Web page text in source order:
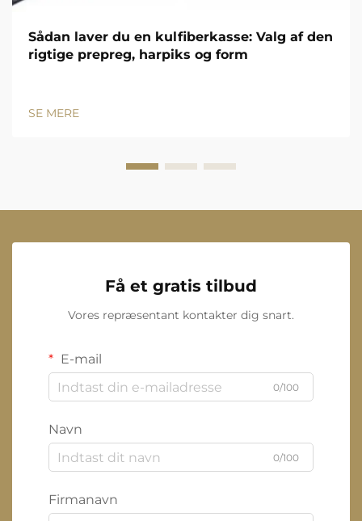
Sådan laver du en kulfiberkasse: Valg af den
rigtige prepreg, harpiks og form
SE MERE
Få et gratis tilbud
Vores repræsentant kontakter dig snart.
E-mail
0/100
Navn
0/100
Firmanavn